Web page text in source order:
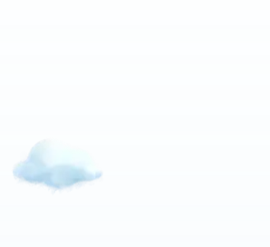
Mi bebé tiene 24 meses